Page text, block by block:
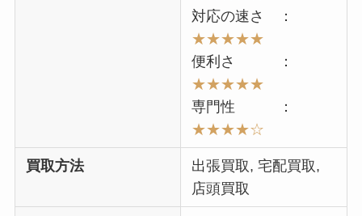
対応の速さ ：
★★★★★
便利さ ：
★★★★★
専門性 ：
★★★★☆
買取方法
出張買取, 宅配買取,
店頭買取